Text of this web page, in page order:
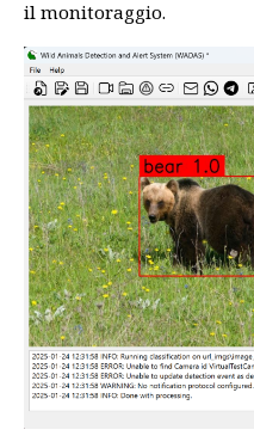
il monitoraggio.